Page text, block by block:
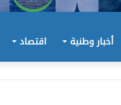
أخبار وطنية اقتصاد